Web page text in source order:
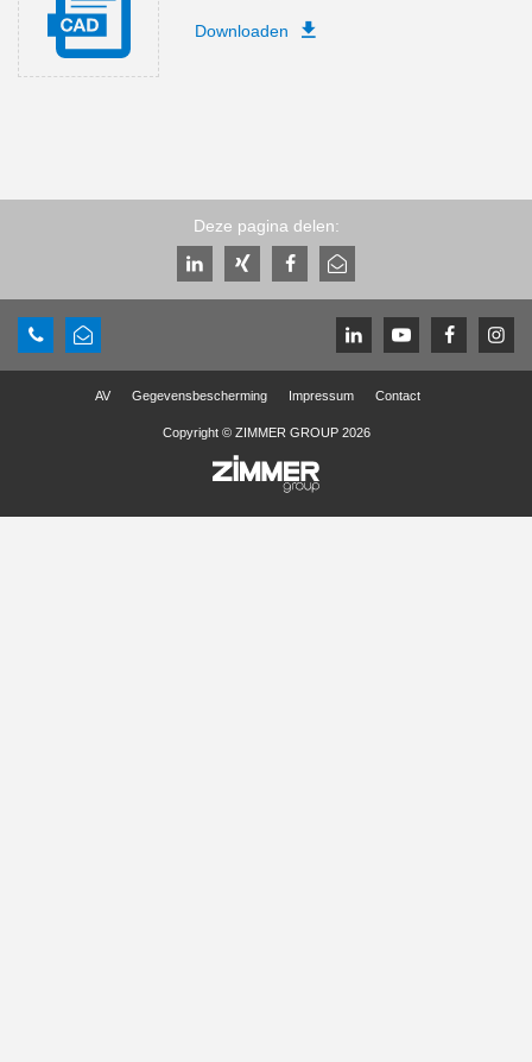
Downloaden
Deze pagina delen:
AV Gegevensbescherming Impressum Contact
Copyright © ZIMMER GROUP 2026